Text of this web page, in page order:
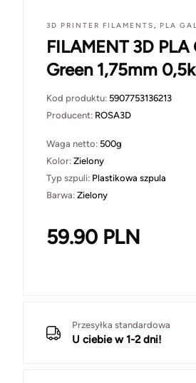
3D PRINTER FILAMENTS, PLA
FILAMENT 3D
Green 1,75mm
Kod produktu: 5907753136213
Producent: ROSA3D
Waga netto: 500g
Kolor: Zielony
Typ szpuli: Plastikowa szpula
Barwa: Zielony
59.90 PLN
Przesyłka standardowa
U ciebie w 1-2 dni!